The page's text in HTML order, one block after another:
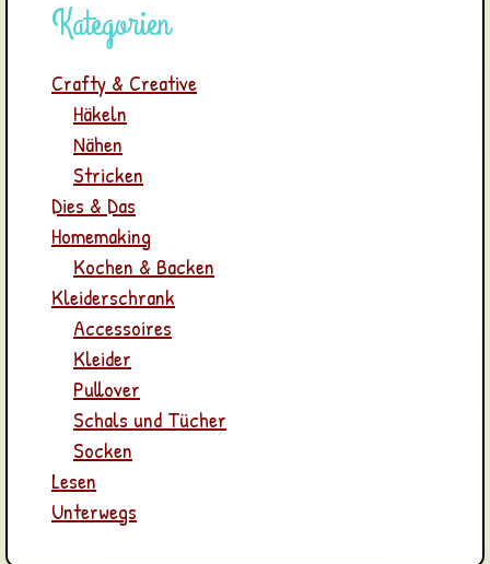
Kategorien
Crafty & Creative
Häkeln
Nähen
Stricken
Dies & Das
Homemaking
Kochen & Backen
Kleiderschrank
Accessoires
Kleider
Pullover
Schals und Tücher
Socken
Lesen
Unterwegs